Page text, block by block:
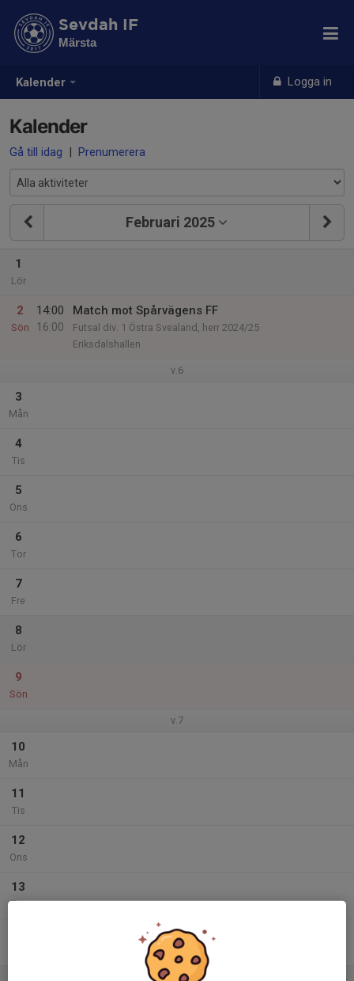
Kalender Logga in
Sevdah IF
Märsta
Kalender
Gå till idag | Prenumerera
Februari 2025
1
Lör
2
Sön
14:00
16:00
Match mot Spårvägens FF
Futsal div. 1 Östra Svealand, herr 2024/25
Eriksdalshallen
v.6
3
Mån
4
Tis
5
Ons
6
Tor
7
Fre
8
Lör
9
Sön
v.7
10
Mån
11
Tis
12
Ons
13
Tor